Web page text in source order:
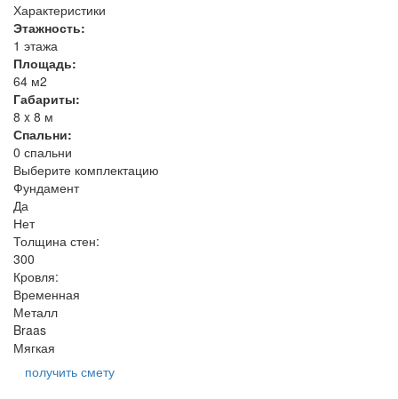
Характеристики
Этажность:
1 этажа
Площадь:
64 м2
Габариты:
8 x 8 м
Спальни:
0 спальни
Выберите комплектацию
Фундамент
Да
Нет
Толщина стен:
300
Кровля:
Временная
Металл
Braas
Мягкая
получить смету